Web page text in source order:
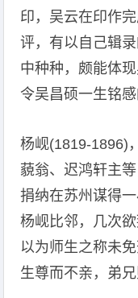
印，吴云在印作
评，有以自己辑
中种种，颇能体
令吴昌硕一生铭感
杨岘(1819-1896)
藐翁、迟鸿轩主
捐纳在苏州谋得
杨岘比邻，几次
以为师生之称未
生尊而不亲，弟兄